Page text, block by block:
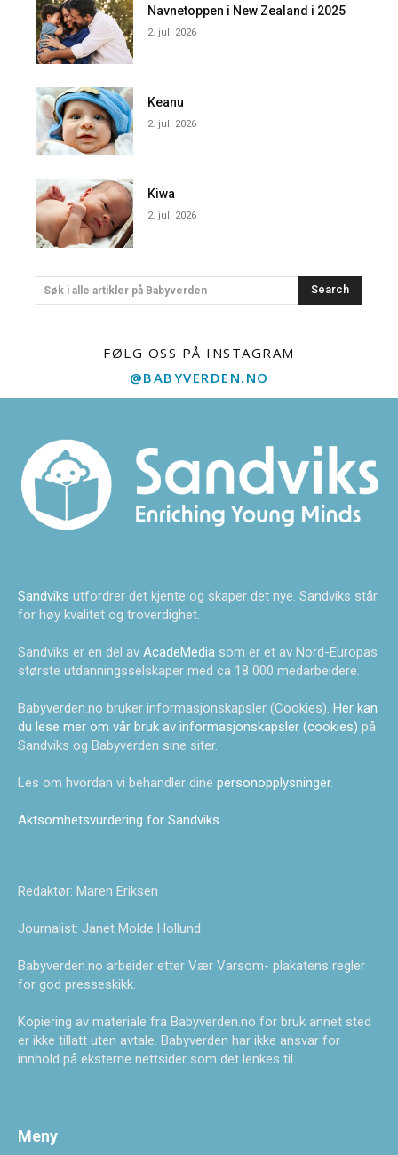
Navnetoppen i New Zealand i 2025
2. juli 2026
Keanu
2. juli 2026
Kiwa
2. juli 2026
Søk i alle artikler på Babyverden Search
FØLG OSS PÅ INSTAGRAM
@BABYVERDEN.NO
Sandviks utfordrer det kjente og skaper det nye. Sandviks står
for høy kvalitet og troverdighet.
Sandviks er en del av AcadeMedia som er et av Nord-Europas
største utdanningsselskaper med ca 18 000 medarbeidere.
Babyverden.no bruker informasjonskapsler (Cookies). Her kan
du lese mer om vår bruk av informasjonskapsler (cookies) på
Sandviks og Babyverden sine siter.
Les om hvordan vi behandler dine personopplysninger.
Aktsomhetsvurdering for Sandviks.
Redaktør: Maren Eriksen
Journalist: Janet Molde Hollund
Babyverden.no arbeider etter Vær Varsom- plakatens regler
for god presseskikk.
Kopiering av materiale fra Babyverden.no for bruk annet sted
er ikke tillatt uten avtale. Babyverden har ikke ansvar for
innhold på eksterne nettsider som det lenkes til.
Meny